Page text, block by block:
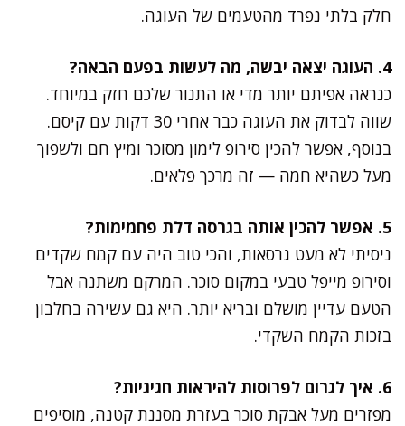
חלק בלתי נפרד מהטעמים של העוגה.
4. העוגה יצאה יבשה, מה לעשות בפעם הבאה?
כנראה אפיתם יותר מדי או התנור שלכם חזק במיוחד.
שווה לבדוק את העוגה כבר אחרי 30 דקות עם קיסם.
בנוסף, אפשר להכין סירופ לימון מסוכר ומיץ חם ולשפוך
מעל כשהיא חמה — זה מרכך פלאים.
5. אפשר להכין אותה בגרסה דלת פחמימות?
ניסיתי לא מעט גרסאות, והכי טוב היה עם קמח שקדים
וסירופ מייפל טבעי במקום סוכר. המרקם משתנה אבל
הטעם עדיין מושלם ובריא יותר. היא גם עשירה בחלבון
בזכות הקמח השקדי.
6. איך לגרום לפרוסות להיראות חגיגיות?
מפזרים מעל אבקת סוכר בעזרת מסננת קטנה, מוסיפים